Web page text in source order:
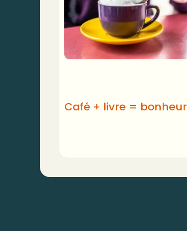
Café + livre = bonheur